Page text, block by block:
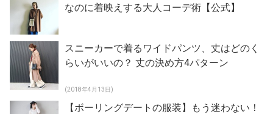
なのに着映えする大人コーデ術【公式】
スニーカーで着るワイドパンツ、丈はどのく
らいがいいの？ 丈の決め方4パターン
(2018年4月13日)
【ボーリングデートの服装】もう迷わない！